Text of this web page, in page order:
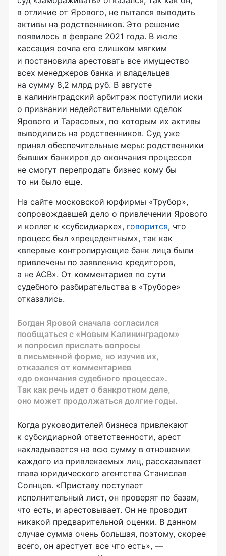
в отличие от Ярового, не пытался выводить
активы на родственников. Это решение
появилось в феврале 2021 года. В июле
кассация сочла его слишком мягким
и постановила арестовать все имущество
всех менеджеров банка и владельцев
на сумму 8,2 млрд руб. В августе
в калининградский арбитраж поступили иски
о признании недействительными сделок
Ярового и Тарасовых, по которым их активы
выводились на родственников. Суд уже
принял обеспечительные меры: родственники
бывших банкиров до окончания процессов
не смогут перепродать бизнес кому бы
то ни было еще.
На сайте московской юрфирмы «Трубор»,
сопровождавшей дело о привлечении Ярового
и коллег к «субсидиарке», говорится, что
процесс был «прецедентным», так как
«впервые контролирующие банк лица были
привлечены по заявлению кредиторов,
а не АСВ». От комментариев по сути
судебного разбирательства в «Труборе»
отказались.
Богдан Яровой сначала согласился
пообщаться с «Новым Калининградом»
и попросил прислать вопросы
в письменной форме, но изучив их,
отказался от комментариев
«до окончания судебного процесса».
Так как речь идет о банкротном деле,
оно может продолжаться долгие годы.
Когда руководителей бизнеса привлекают
к субсидиарной ответственности, арест
накладывается на всю сумму в отношении
каждого из привлекаемых лиц, рассказывает
глава юридического агентства Станислав
Солнцев. «Приставу поступает
исполнительный лист, он проверят по базам,
что есть, и арестовывает. Он не проводит
никакой предварительной оценки. В данном
случае сумма очень большая, поэтому, скорее
всего, он арестует все что есть», —